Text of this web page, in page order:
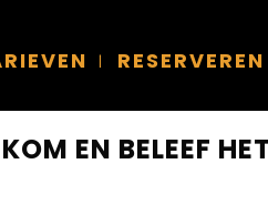
RESERVEREN
KOM EN BELEEF